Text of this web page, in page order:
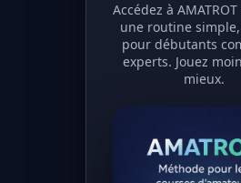
Accédez à
une routine
pour débutants
experts. Jouez
mieux.